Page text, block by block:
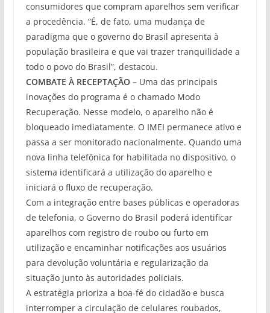
consumidores que compram aparelhos sem verificar
a procedência. “É, de fato, uma mudança de
paradigma que o governo do Brasil apresenta à
população brasileira e que vai trazer tranquilidade a
todo o povo do Brasil”, destacou.
COMBATE À RECEPTAÇÃO –Uma das principais
inovações do programa é o chamado Modo
Recuperação. Nesse modelo, o aparelho não é
bloqueado imediatamente. O IMEI permanece ativo e
passa a ser monitorado nacionalmente. Quando uma
nova linha telefônica for habilitada no dispositivo, o
sistema identificará a utilização do aparelho e
iniciará o fluxo de recuperação.
Com a integração entre bases públicas e operadoras
de telefonia, o Governo do Brasil poderá identificar
aparelhos com registro de roubo ou furto em
utilização e encaminhar notificações aos usuários
para devolução voluntária e regularização da
situação junto às autoridades policiais.
A estratégia prioriza a boa-fé do cidadão e busca
interromper a circulação de celulares roubados,